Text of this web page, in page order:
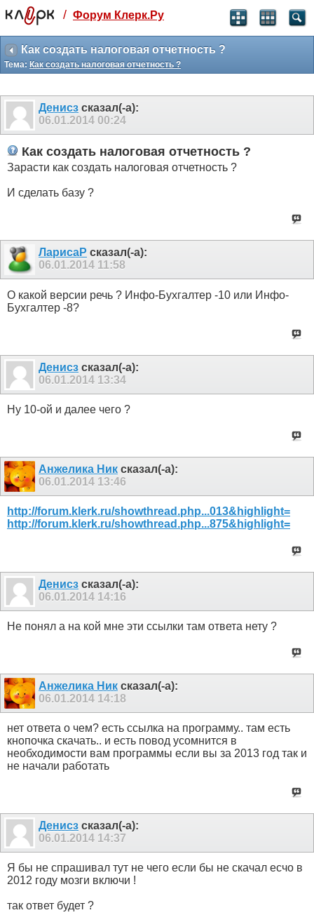
Святые угодники, Клерк без рекламы
прекрасен:)
месяц
3 месяца
259
₽
-10%
499 ₽
-15%
/ Форум Клерк.Ру
Как создать налоговая отчетность ?
Тема: Как создать налоговая отчетность ?
Денисз сказал(-а):
06.01.2014 00:24
Как создать налоговая отчетность ?
Зарасти как создать налоговая отчетность ?
И сделать базу ?
ЛарисаР сказал(-а):
06.01.2014 11:58
О какой версии речь ? Инфо-Бухгалтер -10 или Инфо-
Бухгалтер -8?
Денисз сказал(-а):
06.01.2014 13:34
Ну 10-ой и далее чего ?
Анжелика Ник сказал(-а):
06.01.2014 13:46
http://forum.klerk.ru/showthread.php...013&highlight=
http://forum.klerk.ru/showthread.php...875&highlight=
Денисз сказал(-а):
06.01.2014 14:16
Не понял а на кой мне эти ссылки там ответа нету ?
Анжелика Ник сказал(-а):
06.01.2014 14:18
нет ответа о чем? есть ссылка на программу.. там есть
кнопочка скачать.. и есть повод усомнится в
необходимости вам программы если вы за 2013 год так и
не начали работать
Денисз сказал(-а):
06.01.2014 14:37
Я бы не спрашивал тут не чего если бы не скачал есчо в
2012 году мозги включи !
так ответ будет ?